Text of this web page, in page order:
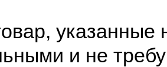
указанные
и не